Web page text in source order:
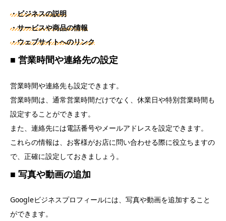
・ビジネスの説明
・サービスや商品の情報
・ウェブサイトへのリンク
■ 営業時間や連絡先の設定
営業時間や連絡先も設定できます。
営業時間は、通常営業時間だけでなく、休業日や特別営業時間も
設定することができます。
また、連絡先には電話番号やメールアドレスを設定できます。
これらの情報は、お客様がお店に問い合わせる際に役立ちますの
で、正確に設定しておきましょう。
■ 写真や動画の追加
Googleビジネスプロフィールには、写真や動画を追加すること
ができます。